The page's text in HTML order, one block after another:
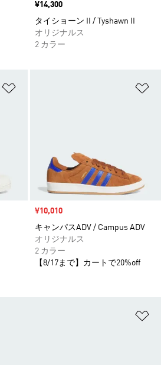
価格
¥14,300
タイショーン II / Tyshawn II
オリジナルス
2 カラー
セール価格
¥10,010
キャンパスADV / Campus ADV
オリジナルス
2 カラー
【8/17まで】カートで20%off